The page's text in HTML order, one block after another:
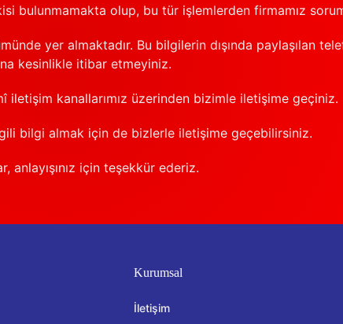
bulunmamakta olup, bu tür işlemlerden firmamız
yer almaktadır. Bu bilgilerin dışında paylaşılan
kesinlikle itibar etmeyiniz.
iletişim kanallarımız üzerinden bizimle iletişime geçiniz.
bilgi almak için de bizlerle iletişime geçebilirsiniz.
anlayışınız için teşekkür ederiz.
Kurumsal
İletişim